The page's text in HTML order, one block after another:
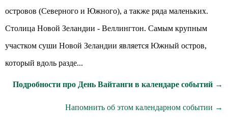
островов (Северного и Южного), а также ряда маленьких.
Столица Новой Зеландии - Веллингтон. Самым крупным
участком суши Новой Зеландии является Южный остров,
который вдоль разде...
Подробности про День Вайтанги в календаре событий →
Напомнить об этом календарном событии →